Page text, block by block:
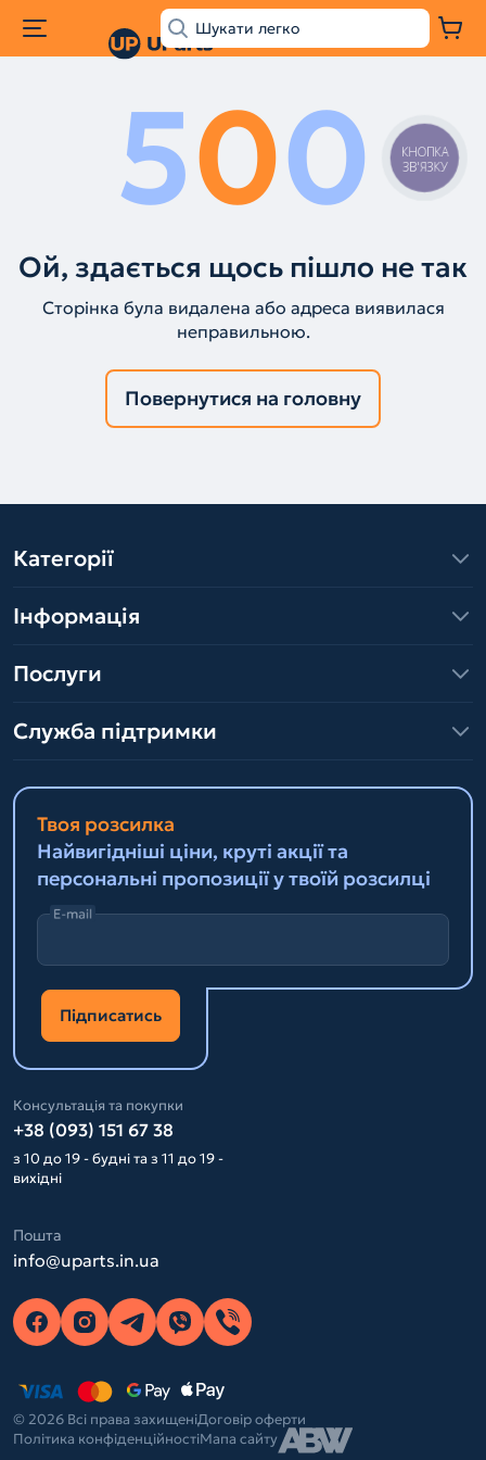
500
Ой, здається щось пішло не так
Сторінка була видалена або адреса виявилася
неправильною.
Повернутися на головну
Категорії
Інформація
Послуги
Служба підтримки
Твоя розсилка
Найвигідніші ціни, круті акції та
персональні пропозиції у твоїй розсилці
E-mail
Підписатись
Консультація та покупки
+38 (093) 151 67 38
з 10 до 19 - будні та з 11 до 19 -
вихідні
Пошта
info@uparts.in.ua
© 2026 Всі права захищеніДоговір оферти
Політика конфіденційностіМапа сайту
КНОПКА
ЗВ'ЯЗКУ